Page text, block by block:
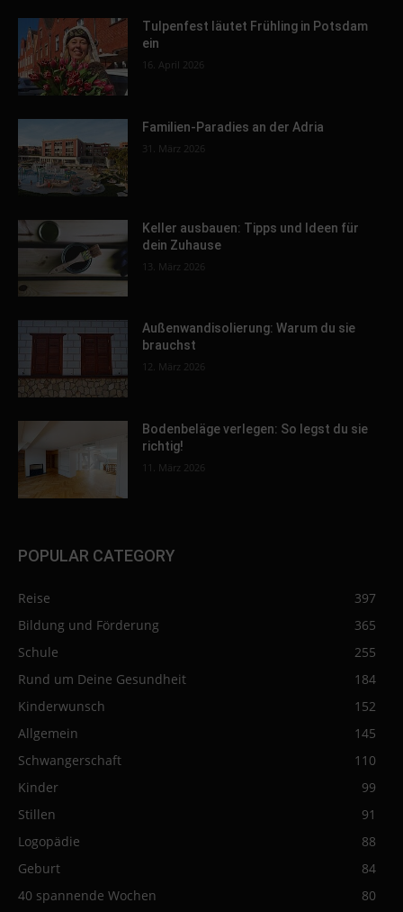
Tulpenfest läutet Frühling in Potsdam
ein
16. April 2026
Familien-Paradies an der Adria
31. März 2026
Keller ausbauen: Tipps und Ideen für
dein Zuhause
13. März 2026
Außenwandisolierung: Warum du sie
brauchst
12. März 2026
Bodenbeläge verlegen: So legst du sie
richtig!
11. März 2026
POPULAR CATEGORY
Reise
397
Bildung und Förderung
365
Schule
255
Rund um Deine Gesundheit
184
Kinderwunsch
152
Allgemein
145
Schwangerschaft
110
Kinder
99
Stillen
91
Logopädie
88
Geburt
84
40 spannende Wochen
80